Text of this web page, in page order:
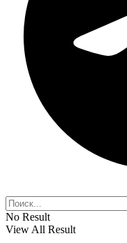
No Result
View All Result